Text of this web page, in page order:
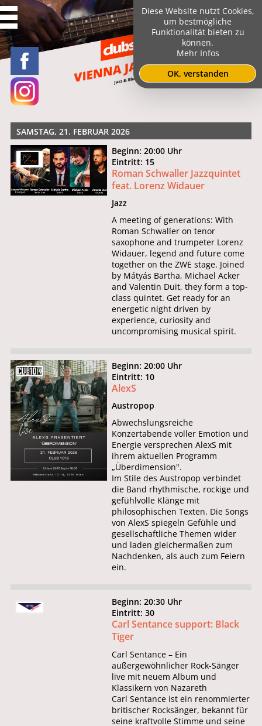
SAMSTAG, 21. FEBRUAR 2026
Beginn: 20:00 Uhr
Eintritt: 15
Roman Schwaller Jazzquintet
feat. Lorenz Widauer
Jazz
A meeting of generations: With
Roman Schwaller on tenor
saxophone and trumpeter Lorenz
Widauer, legend and future come
together on the ZWE stage. Joined
by Mátyás Bartha, Michael Acker
and Valentin Duit, they form a top-
class quintet. Get ready for an
energetic night driven by
experience, curiosity and
uncompromising musical spirit.
Beginn: 20:00 Uhr
Eintritt: 10
AlexS
Austropop
Abwechslungsreiche
Konzertabende voller Emotion und
Energie versprechen AlexS mit
ihrem aktuellen Programm
„Überdimension".
Im Stile des Austropop verbindet
die Band rhythmische, rockige und
gefühlvolle Klänge mit
philosophischen Texten. Die Songs
von AlexS spiegeln Gefühle und
gesellschaftliche Themen wider
und laden gleichermaßen zum
Nachdenken, als auch zum Feiern
ein.
Beginn: 20:30 Uhr
Eintritt: 30
Carl Sentance support: Black
Tiger
Carl Sentance – Ein
außergewöhnlicher Rock-Sänger
live mit neuem Album und
Klassikern von Nazareth
Carl Sentance ist ein renommierter
britischer Rocksänger, bekannt für
seine kraftvolle Stimme und seine
Diese Website nutzt Cookies,
um bestmögliche
Funktionalität bieten zu
können.
Mehr Infos
OK, verstanden